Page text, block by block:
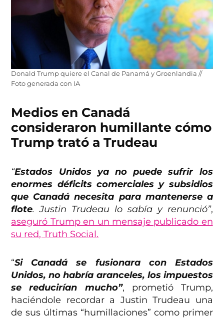
Donald Trump quiere el Canal de Panamá y Groenlandia //
Foto generada con IA
Medios en Canadá
consideraron humillante cómo
Trump trató a Trudeau
“Estados Unidos ya no puede sufrir los
enormes déficits comerciales y subsidios
que Canadá necesita para mantenerse a
flote. Justin Trudeau lo sabía y renunció”,
aseguró Trump en un mensaje publicado en
su red, Truth Social.
“Si Canadá se fusionara con Estados
Unidos, no habría aranceles, los impuestos
se reducirían mucho”, prometió Trump,
haciéndole recordar a Justin Trudeau una
de sus últimas “humillaciones” como primer